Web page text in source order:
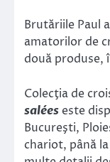
Brutăriile Paul
amatorilor de
două produse,
Colecţia de
salées este
Bucureşti,
chariot, până